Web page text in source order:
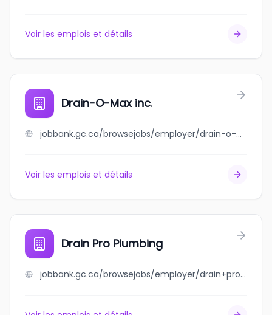
Voir les emplois et détails
Drain-O-Max inc.
jobbank.gc.ca/browsejobs/employer/drain-o-max+inc./ca
Voir les emplois et détails
Drain Pro Plumbing
jobbank.gc.ca/browsejobs/employer/drain+pro+plumbing/ca